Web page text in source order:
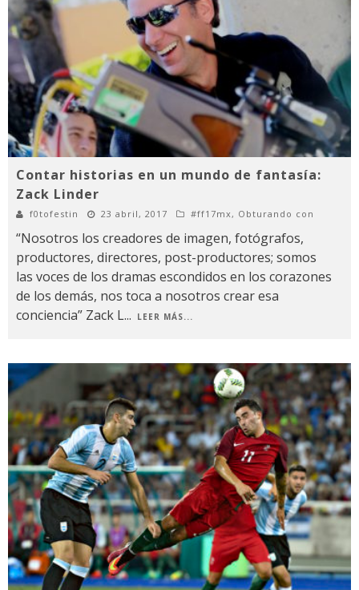
Contar historias en un mundo de fantasía:
Zack Linder
f0tofestin 23 abril, 2017 #ff17mx , Obturando con
“Nosotros los creadores de imagen, fotógrafos,
productores, directores, post-productores; somos
las voces de los dramas escondidos en los corazones
de los demás, nos toca a nosotros crear esa
conciencia” Zack L... LEER MÁS...